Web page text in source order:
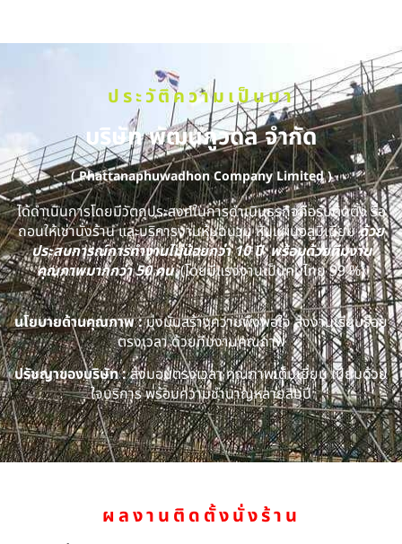
ประวัติความเป็นมา
บริษัท พัฒนภูวดล จำกัด
( Phattanaphuwadhon Company Limited )
ได้ดำเนินการโดยมีวัตถุประสงค์ในการดำเนินธุรกิจคือรับติดตั้ง รื้อ
ถอนให้เช่านั่งร้าน และบริการงานหุ้มฉนวน หุ้มแผ่นอลูมิเนียมด้วย
ประสบการณ์การทำงานไม่น้อยกว่า 10 ปี พร้อมด้วยทีมงาน
คุณภาพมากกว่า 50 คน(โดยมีแรงงานเป็นคนไทย 99 %)
นโยบายด้านคุณภาพ :มุ่งมั่นสร้างความพึงพอใจ ส่งงานเรียบร้อย
ตรงเวลา ด้วยทีมงานคุณภาพ
ปรัชญาของบริษัท :ส่งมอบตรงเวลา คุณภาพเต็มเยี่ยม เปี่ยมด้วย
ใจบริการ พร้อมความชำนาญหลายสิบปี
ผลงานติดตั้งนั่งร้าน